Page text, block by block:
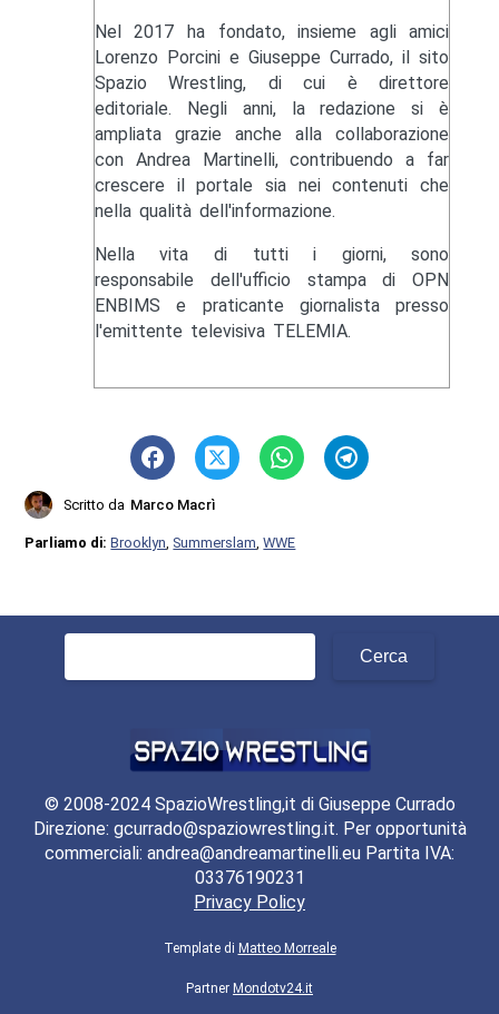
Nel 2017 ha fondato, insieme agli amici
Lorenzo Porcini e Giuseppe Currado, il sito
Spazio Wrestling, di cui è direttore
editoriale. Negli anni, la redazione si è
ampliata grazie anche alla collaborazione
con Andrea Martinelli, contribuendo a far
crescere il portale sia nei contenuti che
nella qualità dell'informazione.
Nella vita di tutti i giorni, sono
responsabile dell'ufficio stampa di OPN
ENBIMS e praticante giornalista presso
l'emittente televisiva TELEMIA.
Scritto da Marco Macrì
Parliamo di:Brooklyn ,Summerslam ,WWE
© 2008-2024 SpazioWrestling,it di Giuseppe Currado
Direzione: gcurrado@spaziowrestling.it. Per opportunità
commerciali: andrea@andreamartinelli.eu Partita IVA:
03376190231
Privacy Policy
Template di Matteo Morreale
Partner Mondotv24.it